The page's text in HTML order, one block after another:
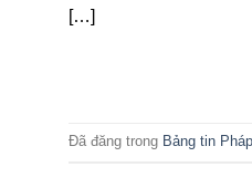
[…]
Đã đăng trong Bảng tin